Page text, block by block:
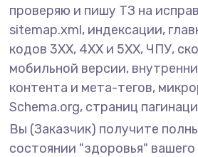
проверяю и пишу ТЗ на
sitemap.xml, индексации,
кодов 3XX, 4XX и 5XX, ЧПУ,
мобильной версии,
контента и мета-тегов,
Schema.org, страниц
Вы (Заказчик) получите
состоянии "здоровья"